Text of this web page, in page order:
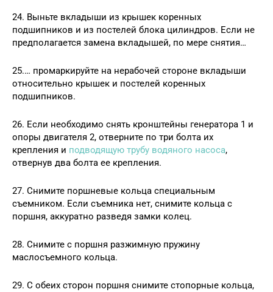
24. Выньте вкладыши из крышек коренных
подшипников и из постелей блока цилиндров. Если не
предполагается замена вкладышей, по мере снятия…
25.… промаркируйте на нерабочей стороне вкладыши
относительно крышек и постелей коренных
подшипников.
26. Если необходимо снять кронштейны генератора 1 и
опоры двигателя 2, отверните по три болта их
крепления и подводящую трубу водяного насоса,
отвернув два болта ее крепления.
27. Снимите поршневые кольца специальным
съемником. Если съемника нет, снимите кольца с
поршня, аккуратно разведя замки колец.
28. Снимите с поршня разжимную пружину
маслосъемного кольца.
29. С обеих сторон поршня снимите стопорные кольца,